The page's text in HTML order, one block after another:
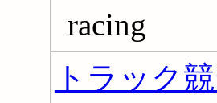
racing
トラック